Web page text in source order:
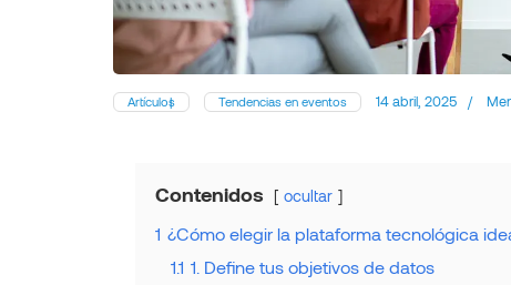
Artículos Tendencias en eventos 14 abril, 2025 /
Contenidos ocultar
1 ¿Cómo elegir la plataforma tecnológica
1.1 1. Define tus objetivos de datos